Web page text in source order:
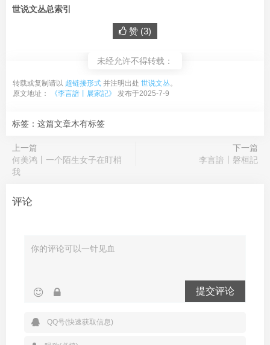
世说文丛总索引
赞 (3)
未经允许不得转载：
转载或复制请以 超链接形式 并注明出处 世说文丛。
原文地址：
《李言諳丨展家記》 发布于2025-7-9
标签：这篇文章木有标签
上一篇
何美鸿丨一个陌生女子在盯梢
我
下一篇
李言諳丨磐桓記
评论
提交评论